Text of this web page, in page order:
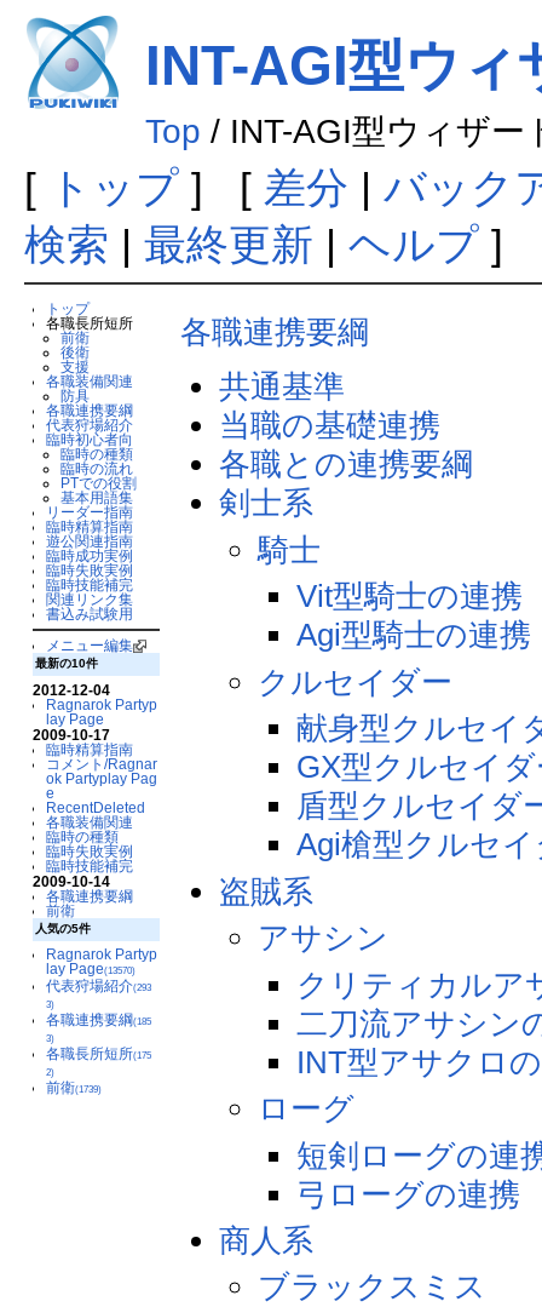
INT-AGI型ウィ
Top / INT-AGI型ウィザー
[ トップ] [ 差分 | バック
検索 | 最終更新 | ヘルプ]
トップ
各職長所短所
前衛
後衛
支援
各職装備関連
防具
各職連携要綱
代表狩場紹介
臨時初心者向
臨時の種類
臨時の流れ
PTでの役割
基本用語集
リーダー指南
臨時精算指南
遊公関連指南
臨時成功実例
臨時失敗実例
臨時技能補完
関連リンク集
書込み試験用
メニュー編集
最新の10件
2012-12-04
Ragnarok Partyp
lay Page
2009-10-17
臨時精算指南
コメント/Ragnar
ok Partyplay Pag
e
RecentDeleted
各職装備関連
臨時の種類
臨時失敗実例
臨時技能補完
2009-10-14
各職連携要綱
前衛
人気の5件
Ragnarok Partyp
lay Page(13570)
代表狩場紹介(293
3)
各職連携要綱(185
3)
各職長所短所(175
2)
前衛(1739)
各職連携要綱
共通基準
当職の基礎連携
各職との連携要綱
剣士系
騎士
Vit型騎士の連携
Agi型騎士の連携
クルセイダー
献身型クルセイ
GX型クルセイ
盾型クルセイダ
Agi槍型クルセ
盗賊系
アサシン
クリティカルア
二刀流アサシン
INT型アサクロ
ローグ
短剣ローグの連
弓ローグの連携
商人系
ブラックスミス